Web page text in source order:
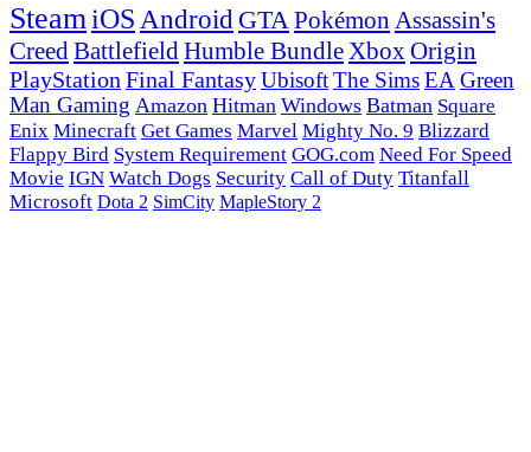
SteamiOS Android GTAPokémon Assassin's
CreedBattlefieldHumble Bundle Xbox Origin
PlayStation Final FantasyUbisoftThe Sims EA Green
Man Gaming Amazon Hitman Windows Batman Square
Enix Minecraft Get Games Marvel Mighty No. 9 Blizzard
Flappy Bird System Requirement GOG.com Need For Speed
Movie IGN Watch Dogs Security Call of Duty Titanfall
Microsoft Dota 2 SimCity MapleStory 2